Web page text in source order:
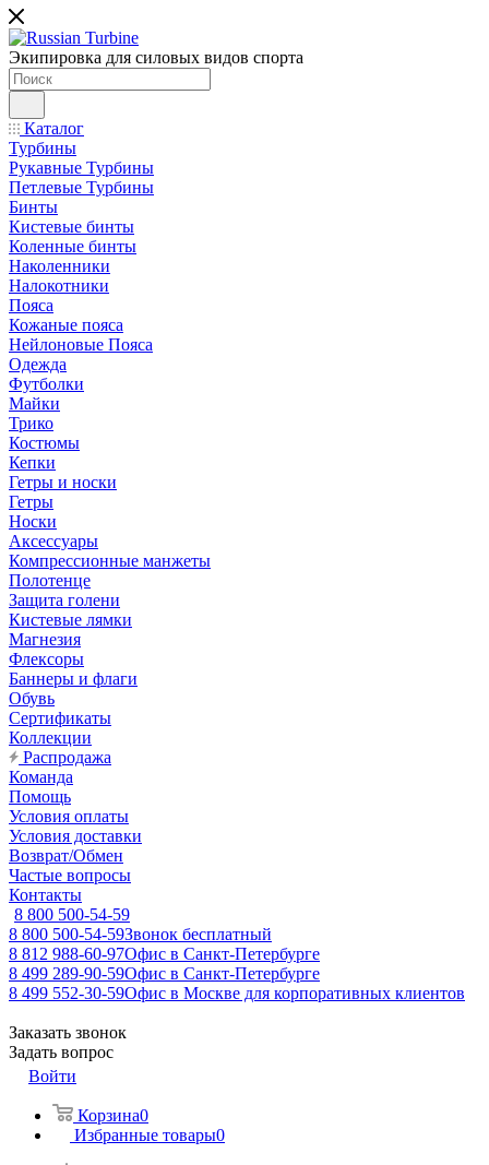
Экипировка для силовых видов спорта
Каталог
Турбины
Рукавные Турбины
Петлевые Турбины
Бинты
Кистевые бинты
Коленные бинты
Наколенники
Налокотники
Пояса
Кожаные пояса
Нейлоновые Пояса
Одежда
Футболки
Майки
Трико
Костюмы
Кепки
Гетры и носки
Гетры
Носки
Аксессуары
Компрессионные манжеты
Полотенце
Защита голени
Кистевые лямки
Магнезия
Флексоры
Баннеры и флаги
Обувь
Сертификаты
Коллекции
Распродажа
Команда
Помощь
Условия оплаты
Условия доставки
Возврат/Обмен
Частые вопросы
Контакты
8 800 500-54-59
8 800 500-54-59Звонок бесплатный
8 812 988-60-97Офис в Санкт-Петербурге
8 499 289-90-59Офис в Санкт-Петербурге
8 499 552-30-59Офис в Москве для корпоративных клиентов
Заказать звонок
Задать вопрос
Войти
Корзина0
Избранные товары0